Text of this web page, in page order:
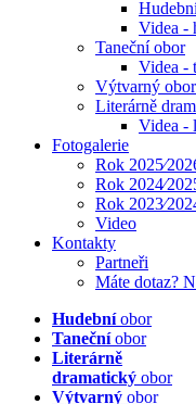
Videa -
Taneční obor
Videa -
Výtvarný
Literárně
Videa -
Fotogalerie
Rok
Rok
Rok
Video
Kontakty
Partneři
Máte dotaz?
Hudebníobor
Tanečníobor
Literárně
dramatický obor
Výtvarný obor